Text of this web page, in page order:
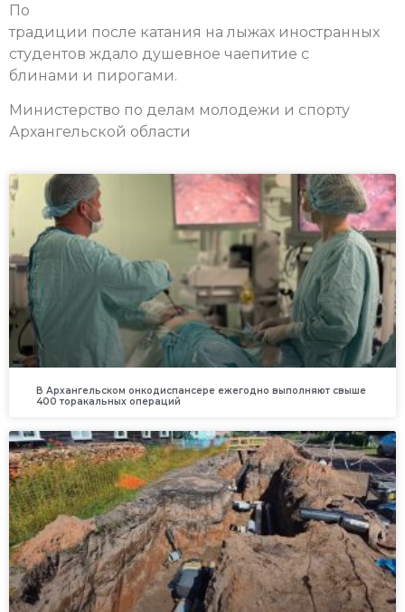
По
традиции после катания на лыжах иностранных
студентов ждало душевное чаепитие с
блинами и пирогами.
Министерство по делам молодежи и спорту
Архангельской области
В Архангельском онкодиспансере ежегодно выполняют свыше
400 торакальных операций